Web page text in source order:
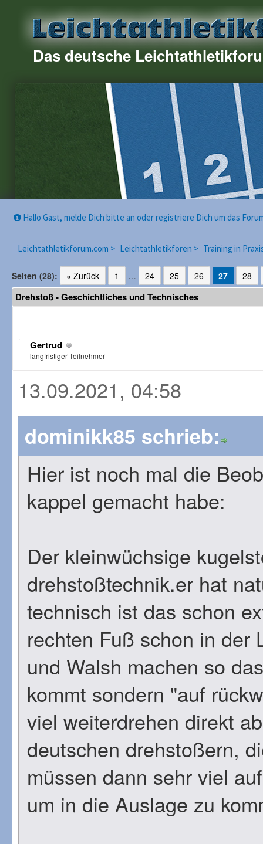
Das deutsche
Hallo Gast, melde Dich bitte an oder registriere Dich um das
Leichtathletikforum.com > Leichtathletikforen > Training in
Seiten (28): « Zurück 1 … 24 25 26 27 28
Drehstoß - Geschichtliches und Technisches
Gertrud
langfristiger Teilnehmer
13.09.2021, 04:58
dominikk85 schrieb:
Hier ist noch mal die
kappel gemacht habe:
Der kleinwüchsige
drehstoßtechnik.er hat
technisch ist das schon
rechten Fuß schon in der
und Walsh machen so
kommt sondern "auf
viel weiterdrehen direkt
deutschen drehstoßern,
müssen dann sehr viel
um in die Auslage zu